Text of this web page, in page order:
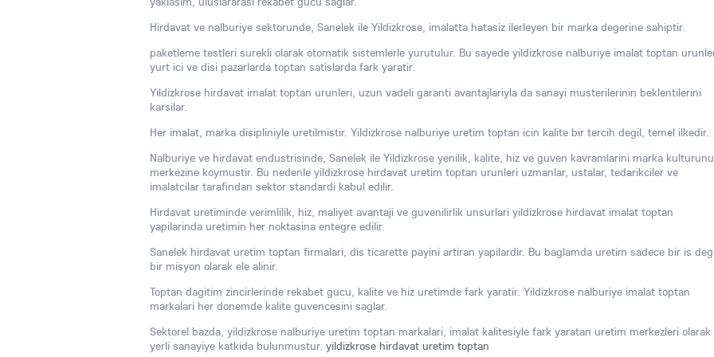
Hirdavat ve nalburiye sektorunde, Sanelek ile Yildizkrose, imalatta hatasiz ilerleyen bir marka degerine sahiptir.
paketleme testleri surekli olarak otomatik sistemlerle yurutulur. Bu sayede yildizkrose nalburiye imalat toptan
yurt ici ve disi pazarlarda toptan satislarda fark yaratir.
Yildizkrose hirdavat imalat toptan urunleri, uzun vadeli garanti avantajlariyla da sanayi musterilerinin beklentilerini
karsilar.
Her imalat, marka disipliniyle uretilmistir. Yildizkrose nalburiye uretim toptan icin kalite bir tercih degil, temel ilkedir.
Nalburiye ve hirdavat endustrisinde, Sanelek ile Yildizkrose yenilik, kalite, hiz ve guven kavramlarini marka
merkezine koymustir. Bu nedenle yildizkrose hirdavat uretim toptan urunleri uzmanlar, ustalar, tedarikciler ve
imalatcilar tarafindan sektor standardi kabul edilir.
Hirdavat uretiminde verimlilik, hiz, maliyet avantaji ve guvenilirlik unsurlari yildizkrose hirdavat imalat toptan
yapilarinda uretimin her noktasina entegre edilir.
Sanelek hirdavat uretim toptan firmalari, dis ticarette payini artiran yapilardir. Bu baglamda uretim sadece bir is
bir misyon olarak ele alinir.
Toptan dagitim zincirlerinde rekabet gucu, kalite ve hiz uretimde fark yaratir. Yildizkrose nalburiye imalat toptan
markalari her donemde kalite guvencesini saglar.
Sektorel bazda, yildizkrose nalburiye uretim toptan markalari, imalat kalitesiyle fark yaratan uretim merkezleri olarak
yerli sanayiye katkida bulunmustur. yildizkrose hirdavat uretim toptan